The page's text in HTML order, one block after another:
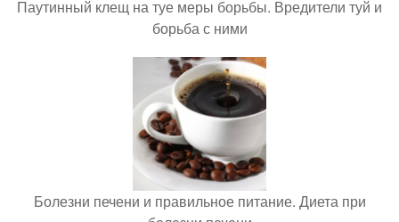
Паутинный клещ на туе меры борьбы. Вредители туй и
борьба с ними
Болезни печени и правильное питание. Диета при